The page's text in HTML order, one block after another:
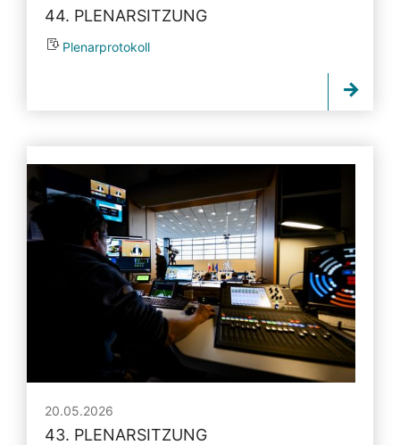
44. PLENARSITZUNG
Plenarprotokoll
20.05.2026
43. PLENARSITZUNG